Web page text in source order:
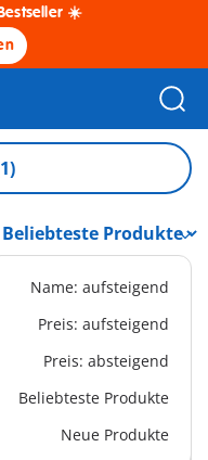
☀️
Name: aufsteigend
Preis: aufsteigend
Preis: absteigend
Beliebteste Produkte
Neue Produkte
- PLAYMOBIL Blau
1/2025 (17)
9,90
In den Warenkorb